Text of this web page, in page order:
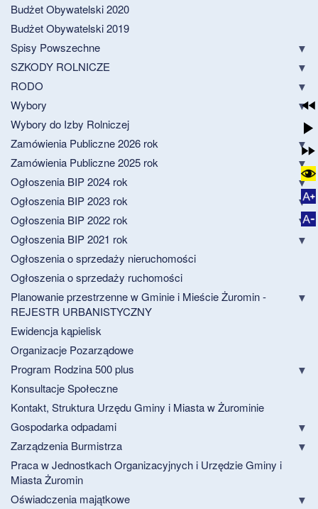
Budżet Obywatelski 2020
Budżet Obywatelski 2019
Spisy Powszechne
SZKODY ROLNICZE
RODO
Wybory
Wybory do Izby Rolniczej
Zamówienia Publiczne 2026 rok
Zamówienia Publiczne 2025 rok
Ogłoszenia BIP 2024 rok
Ogłoszenia BIP 2023 rok
Ogłoszenia BIP 2022 rok
Ogłoszenia BIP 2021 rok
Ogłoszenia o sprzedaży nieruchomości
Ogłoszenia o sprzedaży ruchomości
Planowanie przestrzenne w Gminie i Mieście Żuromin -
REJESTR URBANISTYCZNY
Ewidencja kąpielisk
Organizacje Pozarządowe
Program Rodzina 500 plus
Konsultacje Społeczne
Kontakt, Struktura Urzędu Gminy i Miasta w Żurominie
Gospodarka odpadami
Zarządzenia Burmistrza
Praca w Jednostkach Organizacyjnych i Urzędzie Gminy i
Miasta Żuromin
Oświadczenia majątkowe